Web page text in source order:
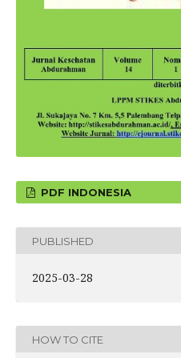
PDF INDONESIA
PUBLISHED
2025-03-28
HOW TO CITE